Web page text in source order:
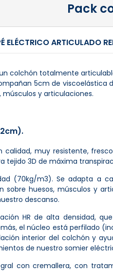
Pack
ELÉCTRICO ARTICULADO
colchón totalmente
5cm de
y articulaciones.
2cm).
calidad, muy resistente,
tejido 3D de máxima
(70kg/m3). Se adapta a
sobre huesos, músculos y
descanso.
HR de alta densidad,
el núcleo está perfilado
interior del colchón y
de nuestro somier
con cremallera, con